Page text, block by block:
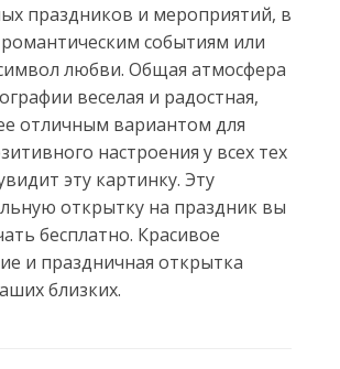
праздников и мероприятий, в
событиям или
любви. Общая атмосфера
веселая и радостная,
отличным вариантом для
настроения у всех тех
эту картинку. Эту
открытку на праздник вы
бесплатно. Красивое
и праздничная открытка
близких.